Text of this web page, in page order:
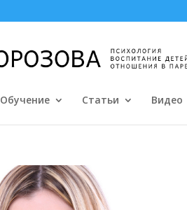
Обучение Статьи Видео